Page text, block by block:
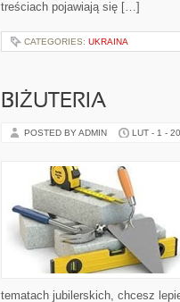
treściach pojawiają się […]
CATEGORIES: UKRAINA
BIŻUTERIA
POSTED BY ADMIN LUT - 1 -
tematach jubilerskich, chcesz